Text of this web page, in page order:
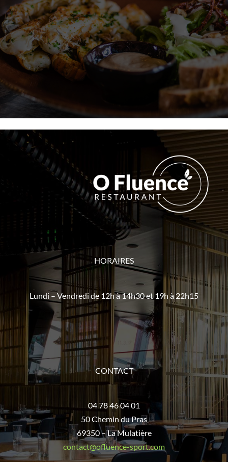
HORAIRES
Lundi – Vendredi de 12h à 14h30 et 19h à 22h15
CONTACT
04 78 46 04 01
50 Chemin du Pras
69350 – La Mulatière
contact@ofluence-sport.com